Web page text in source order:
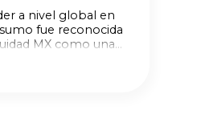
a nivel global en
fue reconocida
MX como una
incluyente y